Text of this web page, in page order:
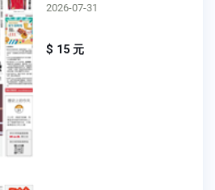
2026-07-31
$ 15 元